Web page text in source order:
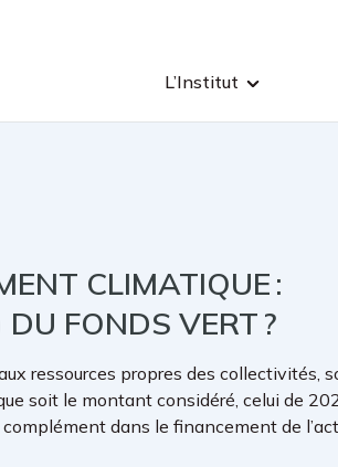
L’Institut
CLIMATIQUE :
FONDS VERT ?
ressources propres des collectivités,
soit le montant considéré, celui de
dans le financement de